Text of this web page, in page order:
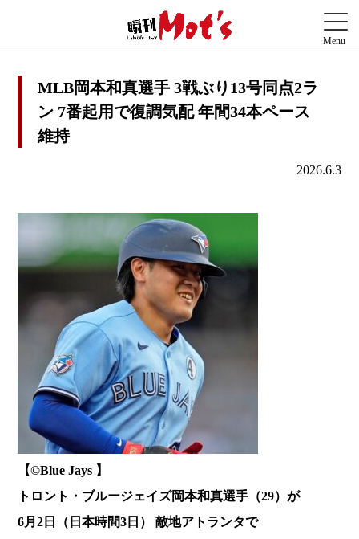
MLB岡本和真選手 3戦ぶり13号同点2ラ
ン 7番起用で復調気配 年間34本ペース
維持
2026.6.3
【©️Blue Jays 】
トロント・ブルージェイズ岡本和真選手（29）が
6月2日（日本時間3日）敵地アトランタで